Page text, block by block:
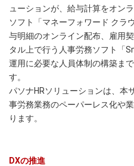
ューションが、給与計算をオン
ソフト「マネーフォワード クラ
与明細のオンライン配布、雇用
タル上で行う人事労務ソフト「
運用に必要な人員体制の構築ま
す。
パソナHRソリューションは、本
事労務業務のペーパーレス化や
ります。
DXの推進